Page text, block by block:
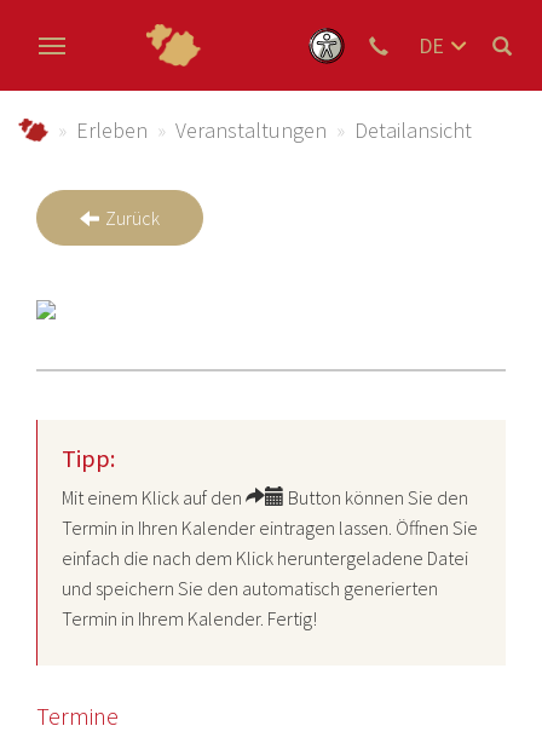
DE
schmallenberger-sauerland.de
Erleben Veranstaltungen Detailansicht
Zurück
Tipp:
Mit einem Klick auf den
Button können Sie den
Termin in Ihren Kalender eintragen lassen. Öffnen Sie
einfach die nach dem Klick heruntergeladene Datei
und speichern Sie den automatisch generierten
Termin in Ihrem Kalender. Fertig!
Termine